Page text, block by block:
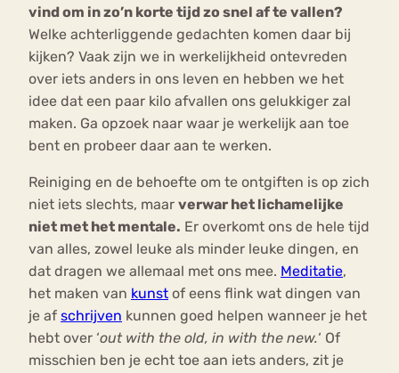
vind om in zo’n korte tijd zo snel af te vallen?
Welke achterliggende gedachten komen daar bij
kijken? Vaak zijn we in werkelijkheid ontevreden
over iets anders in ons leven en hebben we het
idee dat een paar kilo afvallen ons gelukkiger zal
maken. Ga opzoek naar waar je werkelijk aan toe
bent en probeer daar aan te werken.
Reiniging en de behoefte om te ontgiften is op zich
niet iets slechts, maar verwar het lichamelijke
niet met het mentale. Er overkomt ons de hele tijd
van alles, zowel leuke als minder leuke dingen, en
dat dragen we allemaal met ons mee. Meditatie,
het maken van kunst of eens flink wat dingen van
je af schrijven kunnen goed helpen wanneer je het
hebt over ‘out with the old, in with the new.‘ Of
misschien ben je echt toe aan iets anders, zit je